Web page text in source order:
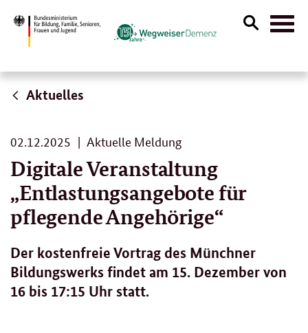
Suche
Aktuelles
Digitale Veranstaltung
„Entlastungsangebote für
pflegende Angehörige“
02.12.2025 02.
12.
2025
Aktuelle Meldung
Der kostenfreie Vortrag des Münchner
Bildungswerks findet am 15. Dezember von
16 bis 17:15 Uhr statt.